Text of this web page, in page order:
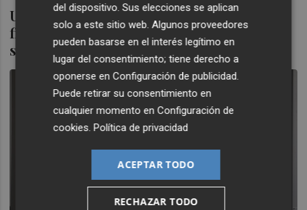
Un anciano valenciano recoge 165.000
firmas por la "humanización" de los
servicios bancarios
del dispositivo. Sus elecciones se aplican
solo a este sitio web. Algunos proveedores
pueden basarse en el interés legítimo en
lugar del consentimiento; tiene derecho a
oponerse enConfiguración de publicidad
Puede retirar su consentimiento en
cualquier momento enConfiguración de
cookies .Política de privacidad
ACEPTAR TODO
RECHAZAR TODO